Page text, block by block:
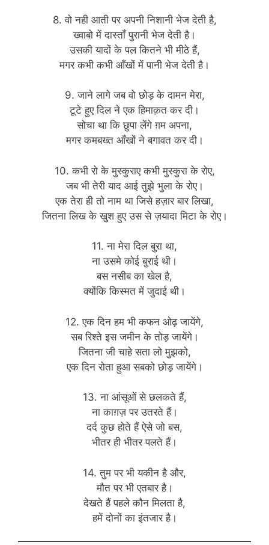
8. वो नही आती पर अपनी निशानी भेज देती है,
ख्वाबो में दास्ताँ पुरानी भेज देती है।
उसकी यादों के पल कितने भी मीठे हैं,
मगर कभी कभी आँखों में पानी भेज देती है।
9. जाने लागे जब वो छोड़ के दामन मेरा,
टूटे हुए दिल ने एक हिमाक़त कर दी।
सोचा था कि छुपा लेंगे ग़म अपना,
मगर कमबख्त आँखों ने बगावत कर दी।
10. कभी रो के मुस्कुराए कभी मुस्कुरा के रोए,
जब भी तेरी याद आई तुझे भुला के रोए।
एक तेरा ही तो नाम था जिसे हज़ार बार लिखा,
जितना लिख के खुश हुए उस से ज़यादा मिटा के रोए।
11. ना मेरा दिल बुरा था,
ना उसमे कोई बुराई थी।
बस नसीब का खेल है,
क्योंकि किस्मत में जुदाई थी।
12. एक दिन हम भी कफन ओढ़ जायेंगे,
सब रिश्ते इस जमीन के तोड़ जायेंगे।
जितना जी चाहे सता लो मुझको,
एक दिन रोता हुआ सबको छोड़ जायेंगे।
13. ना आंसूओं से छलकते हैं,
ना काग़ज़ पर उतरते हैं।
दर्द कुछ होते हैं ऐसे जो बस,
भीतर ही भीतर पलते हैं।
14. तुम पर भी यकीन है और,
मौत पर भी एतबार है।
देखते हैं पहले कौन मिलता है,
हमें दोनों का इंतजार है।